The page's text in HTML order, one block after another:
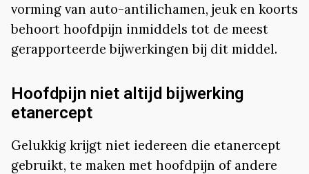
vorming van auto-antilichamen, jeuk en koorts
behoort hoofdpijn inmiddels tot de meest
gerapporteerde bijwerkingen bij dit middel.
Hoofdpijn niet altijd bijwerking
etanercept
Gelukkig krijgt niet iedereen die etanercept
gebruikt, te maken met hoofdpijn of andere